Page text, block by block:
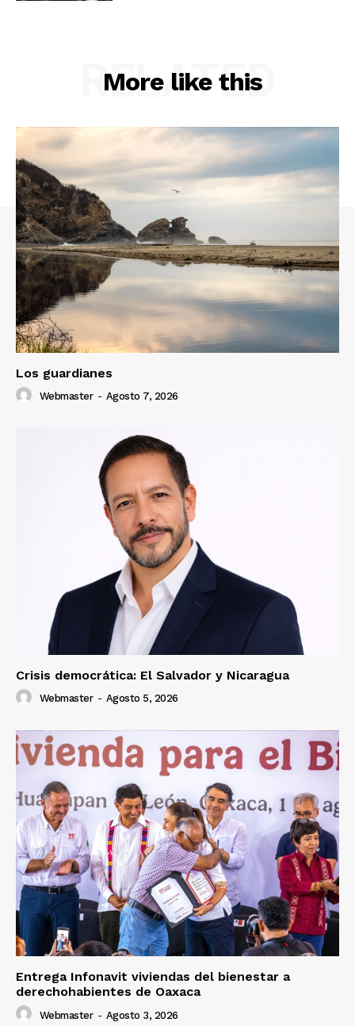
More like this
RELATED
Los guardianes
Webmaster - Agosto 7, 2026
Crisis democrática: El Salvador y Nicaragua
Webmaster - Agosto 5, 2026
Entrega Infonavit viviendas del bienestar a
derechohabientes de Oaxaca
Webmaster - Agosto 3, 2026